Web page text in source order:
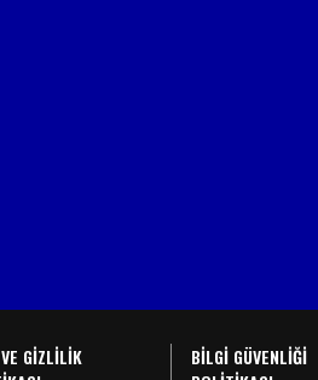
GİZLİLİK
BİLGİ GÜVENLİĞİ